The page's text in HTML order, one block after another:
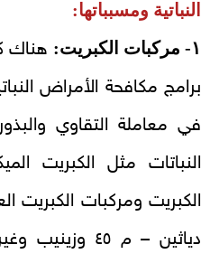
النباتية ومسبباتها:
١- مركبات الكبريت:
هناك
برامج مكافحة الأمراض
في معاملة التقاوي
النباتات مثل الكبريت
الكبريت ومركبات الكبريت
دياثين – م ٤٥